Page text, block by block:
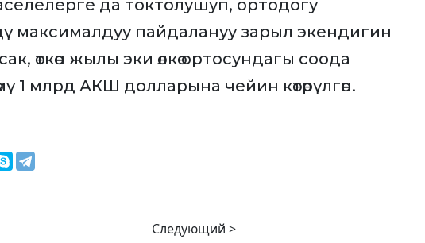
да токтолушуп, ортодогу
максималдуу пайдалануу зарыл экендигин
өткөн жылы эки өлкө ортосундагы соода
1 млрд АКШ долларына чейин көтөрүлгөн.
Следующий >